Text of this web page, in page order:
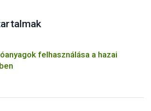
felhasználása a hazai